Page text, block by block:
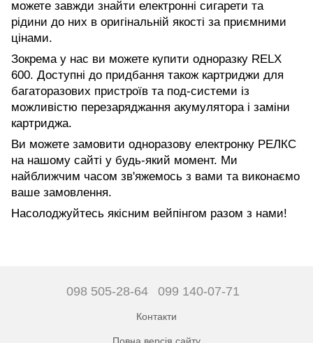
можете завжди знайти електронні сигарети та
рідини до них в оригінальній якості за приємними
цінами.
Зокрема у нас ви можете купити одноразку RELX
600. Доступні до придбання також картриджи для
багаторазових пристроїв та под-системи із
можливістю перезаряджання акумулятора і заміни
картриджа.
Ви можете замовити одноразову електронку РЕЛКС
на нашому сайті у будь-який момент. Ми
найближчим часом зв'яжемось з вами та виконаємо
ваше замовлення.
Насолоджуйтесь якісним вейпінгом разом з нами!
098 505-28-64 099 140-07-71
Контакти